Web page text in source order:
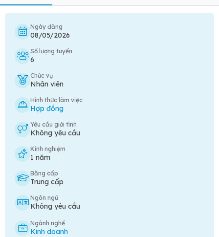
Ngày đăng
08/05/2026
Số lượng tuyển
6
Chức vụ
Nhân viên
Hình thức làm việc
Hợp đồng
Yêu cầu giới tính
Không yêu cầu
Kinh nghiệm
1 năm
Bằng cấp
Trung cấp
Ngôn ngữ
Không yêu cầu
Ngành nghề
Kinh doanh